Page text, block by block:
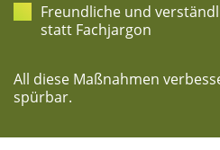
Freund­li­che und
statt Fachjargon
All die­se Maß­nah­men
spürbar.